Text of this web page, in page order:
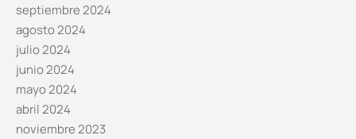
septiembre 2024
agosto 2024
julio 2024
junio 2024
mayo 2024
abril 2024
noviembre 2023